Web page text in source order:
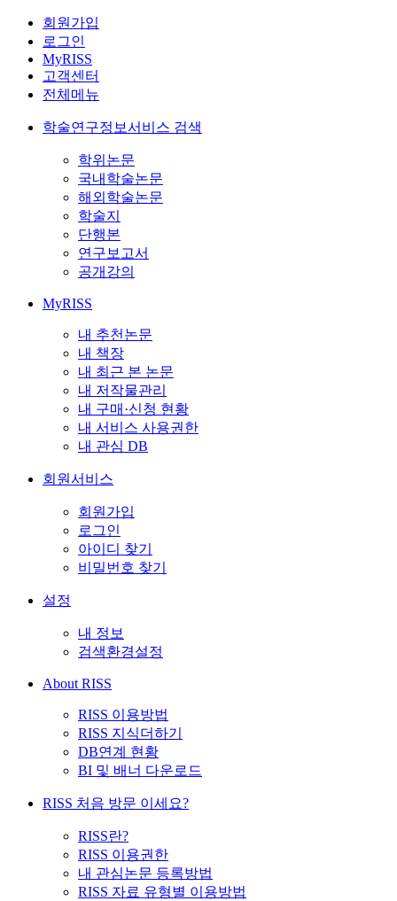
회원가입
로그인
MyRISS
고객센터
전체메뉴
학술연구정보서비스 검색
학위논문
국내학술논문
해외학술논문
학술지
단행본
연구보고서
공개강의
MyRISS
내 추천논문
내 책장
내 최근 본 논문
내 저작물관리
내 구매·신청 현황
내 서비스 사용권한
내 관심 DB
회원서비스
회원가입
로그인
아이디 찾기
비밀번호 찾기
설정
내 정보
검색환경설정
About RISS
RISS 이용방법
RISS 지식더하기
DB연계 현황
BI 및 배너 다운로드
RISS 처음 방문 이세요?
RISS란?
RISS 이용권한
내 관심논문 등록방법
RISS 자료 유형별 이용방법